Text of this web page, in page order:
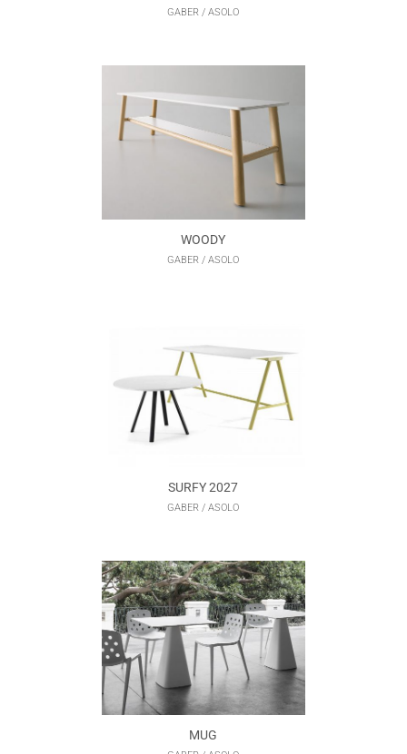
GABER / ASOLO
WOODY
GABER / ASOLO
SURFY 2027
GABER / ASOLO
MUG